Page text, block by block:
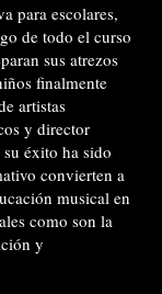
para escolares,
de todo el curso
sus atrezos
finalmente
artistas
y director
éxito ha sido
convierten a
musical en
como son la
y